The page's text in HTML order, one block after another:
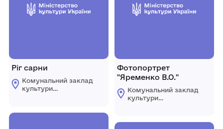
Ріг сарни
Комунальний заклад
культури
Царичанської
Фотопортрет
"Яременко В.О."
Комунальний заклад
культури
Царичанської